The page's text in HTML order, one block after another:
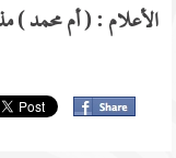
الأعلام : ( أم محمد )